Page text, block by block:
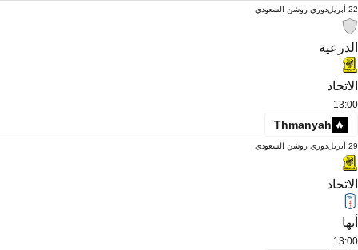
22 أبريل دوري روشن السعودي
الدرعية
الاتحاد
13:00
Thmanyah
29 أبريل دوري روشن السعودي
الاتحاد
أبها
13:00